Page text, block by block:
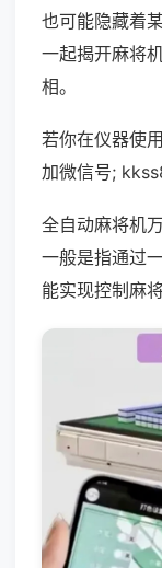
也可能隐藏着
一起揭开麻将
相。
若你在仪器使
加微信号;
全自动麻将机
一般是指通过
能实现控制麻